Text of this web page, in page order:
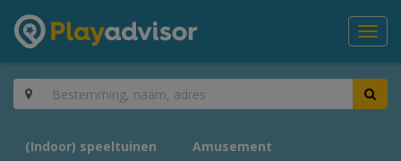
(Indoor) speeltuinen
Amusement